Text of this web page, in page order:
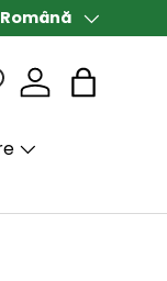
Română
Sac